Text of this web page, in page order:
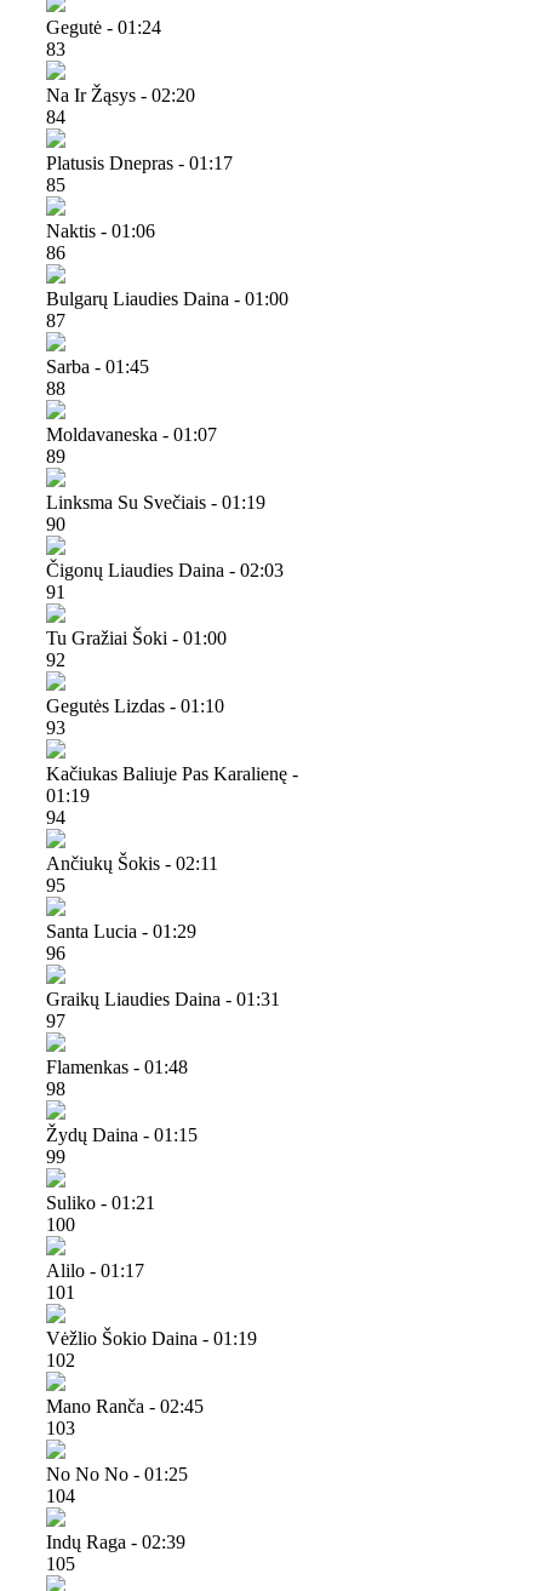
Gegutė - 01:24
83
Na Ir Žąsys - 02:20
84
Platusis Dnepras - 01:17
85
Naktis - 01:06
86
Bulgarų Liaudies Daina - 01:00
87
Sarba - 01:45
88
Moldavaneska - 01:07
89
Linksma Su Svečiais - 01:19
90
Čigonų Liaudies Daina - 02:03
91
Tu Gražiai Šoki - 01:00
92
Gegutės Lizdas - 01:10
93
Kačiukas Baliuje Pas Karalienę -
01:19
94
Ančiukų Šokis - 02:11
95
Santa Lucia - 01:29
96
Graikų Liaudies Daina - 01:31
97
Flamenkas - 01:48
98
Žydų Daina - 01:15
99
Suliko - 01:21
100
Alilo - 01:17
101
Vėžlio Šokio Daina - 01:19
102
Mano Ranča - 02:45
103
No No No - 01:25
104
Indų Raga - 02:39
105